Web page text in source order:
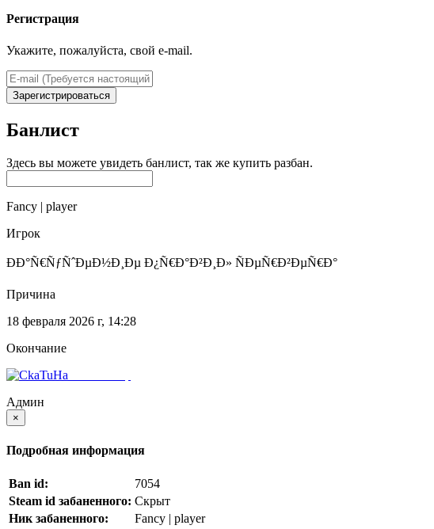
Регистрация
Укажите, пожалуйста, свой e-mail.
Зарегистрироваться
Банлист
Здесь вы можете увидеть банлист, так же купить разбан.
Fancy | player
Игрок
ÐÐ°Ñ€ÑƒÑˆÐµÐ½Ð¸Ðµ Ð¿Ñ€Ð°Ð²Ð¸Ð» ÑÐµÑ€Ð²ÐµÑ€Ð°
Причина
18 февраля 2026 г, 14:28
Окончание
Админ
×
Подробная информация
Ban id:
7054
Steam id забаненного: Скрыт
Ник забаненного:
Fancy | player